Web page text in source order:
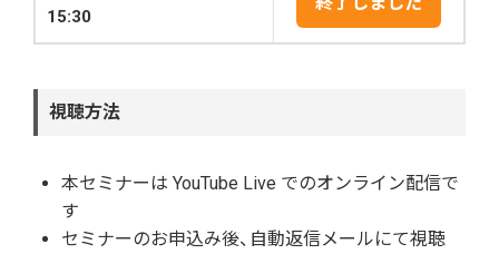
15:30
視聴方法
本セミナーは YouTube Live でのオンライン配信で
す
セミナーのお申込み後、自動返信メールにて視聴